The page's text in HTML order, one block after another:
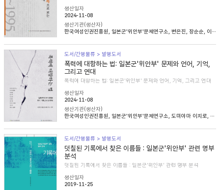
생산일자
2024-11-08
생산기관(생산자)
한국여성인권진흥원, 일본군'위안부'문제연구소, 변은진, 장순순, 이태준, 조경희
도서/간행물류 > 발행도서
폭력에 대항하는 법: 일본군'위안부' 문제와 언어, 기억,
그리고 연대
폭력에 대항하는 법: 일본군'위안부' 문제와 언어, 기억, 그리고 연대
생산일자
2024-11-08
생산기관(생산자)
한국여성인권진흥원, 일본군'위안부'문제연구소, 도미야마 이치로, 니콜라 헨리, 송혜림, 문지희, 임우경, 임경화, 심아정, 마치다 타카시, 정용숙, 헬렌 스캔런
도서/간행물류 > 발행도서
덧칠된 기록에서 찾은 이름들 : 일본군'위안부' 관련 명부
분석
덧칠된 기록에서 찾은 이름들 : 일본군'위안부' 관련 명부 분석
생산일자
2019-11-25